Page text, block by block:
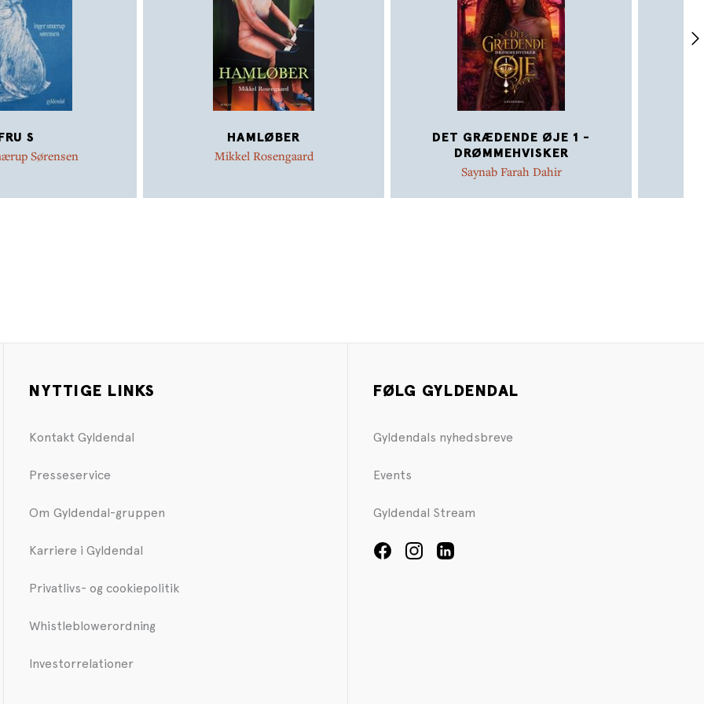
FRU S
Sørensen
HAMLØBER
Mikkel Rosengaard
DET GRÆDENDE ØJE 1 -
DRØMMEHVISKER
Saynab Farah Dahir
NYTTIGE LINKS
Kontakt Gyldendal
Presseservice
Om Gyldendal-gruppen
Karriere i Gyldendal
Privatlivs- og cookiepolitik
Whistleblowerordning
Investorrelationer
FØLG GYLDENDAL
Gyldendals nyhedsbreve
Events
Gyldendal Stream